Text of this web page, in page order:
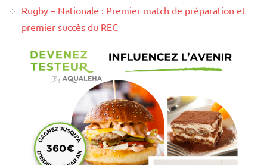
Rugby – Nationale : Premier match de préparation et
premier succès du REC